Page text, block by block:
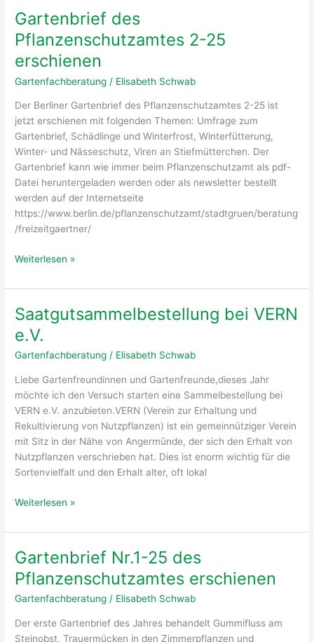
hat
begonnen
Gartenbrief des
Pflanzenschutzamtes 2-25
erschienen
Gartenfachberatung / Elisabeth Schwab
Der Berliner Gartenbrief des Pflanzenschutzamtes 2-25 ist
jetzt erschienen mit folgenden Themen: Umfrage zum
Gartenbrief, Schädlinge und Winterfrost, Winterfütterung,
Winter- und Nässeschutz, Viren an Stiefmütterchen. Der
Gartenbrief kann wie immer beim Pflanzenschutzamt als pdf-
Datei heruntergeladen werden oder als newsletter bestellt
werden auf der Internetseite
https://www.berlin.de/pflanzenschutzamt/stadtgruen/beratung
/freizeitgaertner/
Gartenbrief
Pflanzenschutzamtes
25
erschienen
Weiterlesen »
Saatgutsammelbestellung bei VERN
e.V.
Gartenfachberatung / Elisabeth Schwab
Liebe Gartenfreundinnen und Gartenfreunde,dieses Jahr
möchte ich den Versuch starten eine Sammelbestellung bei
VERN e.V. anzubieten.VERN (Verein zur Erhaltung und
Rekultivierung von Nutzpflanzen) ist ein gemeinnütziger Verein
mit Sitz in der Nähe von Angermünde, der sich den Erhalt von
Nutzpflanzen verschrieben hat. Dies ist enorm wichtig für die
Sortenvielfalt und den Erhalt alter, oft lokal
Saatgutsammelbestellung
VERN
Weiterlesen »
Gartenbrief Nr.1-25 des
Pflanzenschutzamtes erschienen
Gartenfachberatung / Elisabeth Schwab
Der erste Gartenbrief des Jahres behandelt Gummifluss am
Steinobst, Trauermücken in den Zimmerpflanzen und